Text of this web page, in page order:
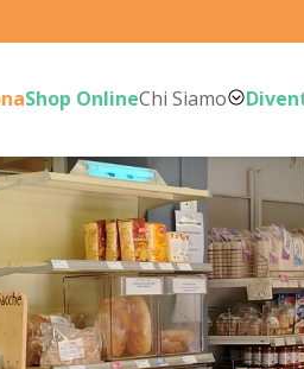
Shop OnlineChi Siamo